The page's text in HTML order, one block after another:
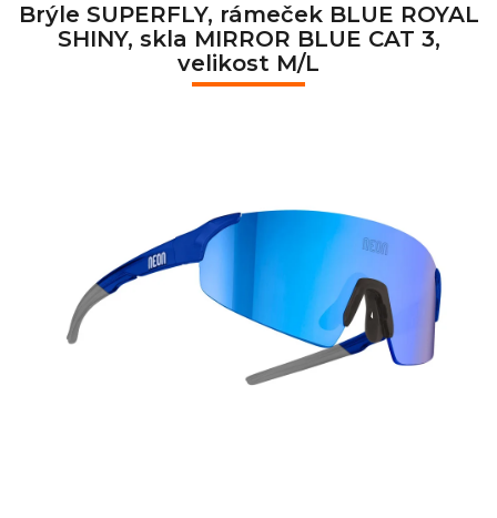
Brýle SUPERFLY, rámeček BLUE ROYAL
SHINY, skla MIRROR BLUE CAT 3,
velikost M/L